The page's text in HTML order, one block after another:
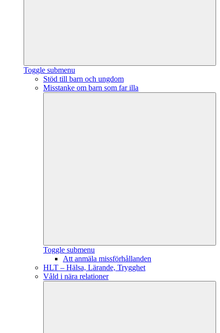
Toggle submenu
Stöd till barn och ungdom
Misstanke om barn som far illa
Toggle submenu
Att anmäla missförhållanden
HLT – Hälsa, Lärande, Trygghet
Våld i nära relationer